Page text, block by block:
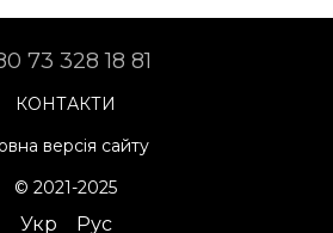
73 328 18 81
КОНТАКТИ
версія сайту
© 2021-2025
Укр Рус